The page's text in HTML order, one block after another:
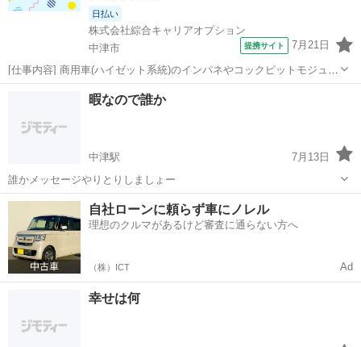
日払い
株式会社綜合キャリアオプション
中津市
提携サイト 7月21日
[仕事内容] 商用車(ハイゼット系統)のインパネやコックピットモジュー
ルの成型・組立、 カーエアコンの成型・組立などをおまかせ！ 。＋お
仕事探しはコンシェルスタッフにおまかせ＋。 あなたのお仕事探しを
しっかりサポート！ ...
中津市
暇なので誰か
中津駅
7月13日
誰かメッセージやりとりしましょー
大分 中津市 中津駅 その他
自社ローンに頼らず車にノレル
理想のクルマがあるけど審査に通らない方へ
（株）ICT Ad
幸せは何